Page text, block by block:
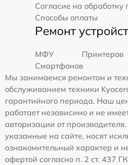
Согласие на
Способы оплаты
Ремонт
МФУ
Принтеров
Смартфонов
Мы занимаемся ремонтом и
обслуживанием техники
гарантийного периода. Наш
работает независимо и не
авторизации от
указанные на сайте, носят
ознакомительный характер и
офертой согласно п. 2 ст. 437